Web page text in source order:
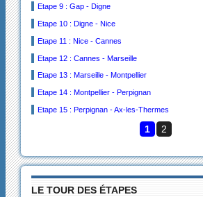
Etape 9 : Gap - Digne
Etape 10 : Digne - Nice
Etape 11 : Nice - Cannes
Etape 12 : Cannes - Marseille
Etape 13 : Marseille - Montpellier
Etape 14 : Montpellier - Perpignan
Etape 15 : Perpignan - Ax-les-Thermes
1 2
LE TOUR DES ÉTAPES